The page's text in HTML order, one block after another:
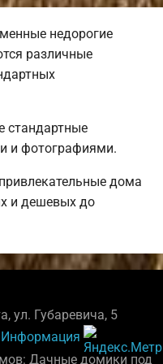
недорогие
различные
стандартные
и фотографиями.
дома
и дешевых до
ул. Губаревича, 5
Информация
Дачные домики под